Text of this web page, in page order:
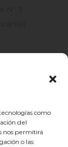
como
del
nos permitirá
o las